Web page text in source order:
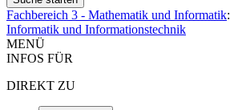
Fachbereich 3 - Mathematik und Informatik:
Informatik und Informationstechnik
MENÜ
INFOS FÜR
DIREKT ZU